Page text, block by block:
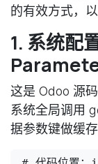
的有效方式，
1. 系统配
这是 Odoo 源
系统全局调用
据参数键做缓存